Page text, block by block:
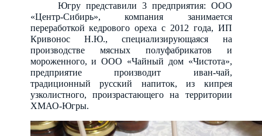
Югру представили 3 предприятия: ООО
«Центр-Сибирь», компания занимается
переработкой кедрового ореха с 2012 года, ИП
Кривонос Н.Ю., специализирующаяся на
производстве мясных полуфабрикатов и
мороженного, и ООО «Чайный дом «Чистота»,
предприятие производит иван-чай,
традиционный русский напиток, из кипрея
узколистного, произрастающего на территории
ХМАО-Югры.